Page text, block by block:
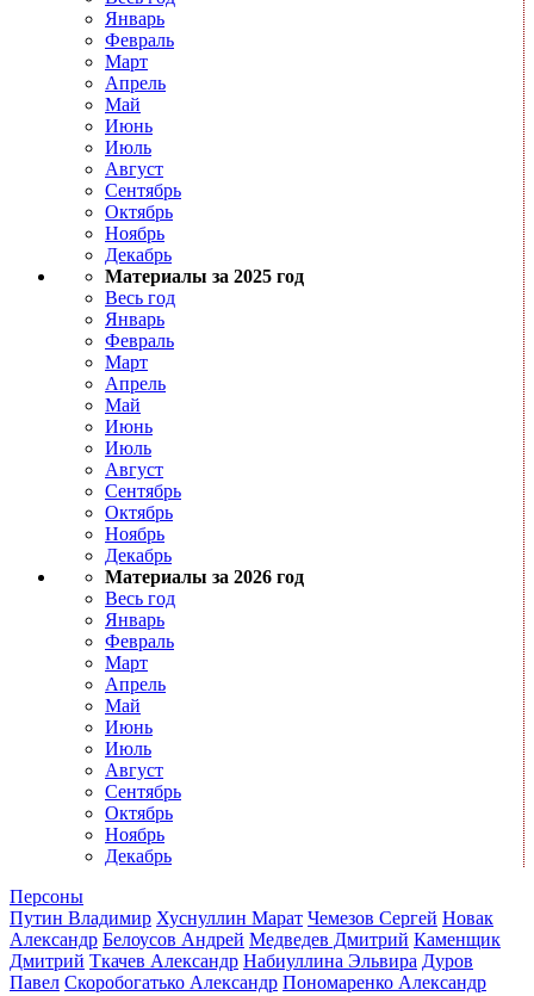
Январь
Февраль
Март
Апрель
Май
Июнь
Июль
Август
Сентябрь
Октябрь
Ноябрь
Декабрь
Материалы за 2025 год
Весь год
Январь
Февраль
Март
Апрель
Май
Июнь
Июль
Август
Сентябрь
Октябрь
Ноябрь
Декабрь
Материалы за 2026 год
Весь год
Январь
Февраль
Март
Апрель
Май
Июнь
Июль
Август
Сентябрь
Октябрь
Ноябрь
Декабрь
Персоны
Путин Владимир Хуснуллин Марат Чемезов Сергей Новак
Александр Белоусов Андрей Медведев Дмитрий Каменщик
Дмитрий Ткачев Александр Набиуллина Эльвира Дуров
Павел Скоробогатько Александр Пономаренко Александр